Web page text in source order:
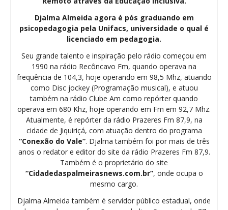
Djalma Almeida agora é pós graduando em
psicopedagogia pela Unifacs, universidade o qual é
licenciado em pedagogia.
Seu grande talento e inspiração pelo rádio começou em
1990 na rádio Recôncavo Fm, quando operava na
frequência de 104,3, hoje operando em 98,5 Mhz, atuando
como Disc jockey (Programação musical), e atuou
também na rádio Clube Am como repórter quando
operava em 680 Khz, hoje operando em Fm em 92,7 Mhz.
Atualmente, é repórter da rádio Prazeres Fm 87,9, na
cidade de Jiquiriçá, com atuação dentro do programa
“Conexão do Vale”. Djalma também foi por mais de três
anos o redator e editor do site da rádio Prazeres Fm 87,9.
Também é o proprietário do site
“Cidadedaspalmeirasnews.com.br”, onde ocupa o
mesmo cargo.
Djalma Almeida também é servidor público estadual, onde